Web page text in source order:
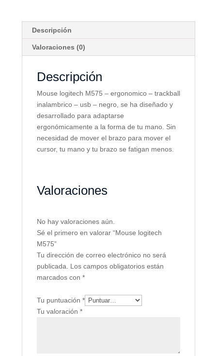
Descripción
Valoraciones (0)
Descripción
Mouse logitech M575 – ergonomico – trackball
inalambrico – usb – negro, se ha diseñado y
desarrollado para adaptarse
ergonómicamente a la forma de tu mano. Sin
necesidad de mover el brazo para mover el
cursor, tu mano y tu brazo se fatigan menos.
Valoraciones
No hay valoraciones aún.
Sé el primero en valorar “Mouse logitech
M575”
Tu dirección de correo electrónico no será
publicada. Los campos obligatorios están
marcados con *
Tu puntuación *
Tu valoración *